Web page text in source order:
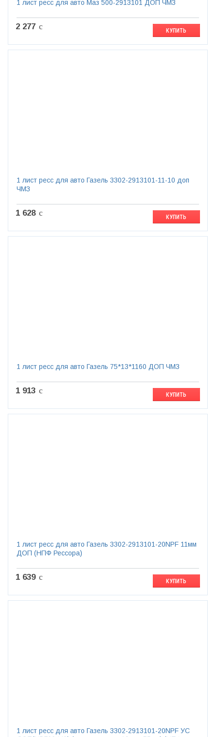
1 лист ресс для авто Маз 500-2913101 ДОП ЧМЗ
2 277 c КУПИТЬ
1 лист ресс для авто Газель 3302-2913101-11-10 доп
ЧМЗ
1 628 c КУПИТЬ
1 лист ресс для авто Газель 75*13*1160 ДОП ЧМЗ
1 913 c КУПИТЬ
1 лист ресс для авто Газель 3302-2913101-20NPF 11мм
ДОП (НПФ Рессора)
1 639 c КУПИТЬ
1 лист ресс для авто Газель 3302-2913101-20NPF УС